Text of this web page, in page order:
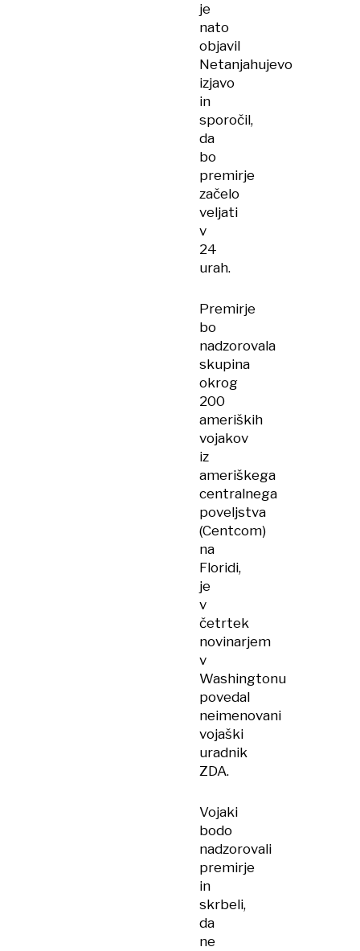
je
nato
objavil
Netanjahujevo
izjavo
in
sporočil,
da
bo
premirje
začelo
veljati
v
24
urah.
Premirje
bo
nadzorovala
skupina
okrog
200
ameriških
vojakov
iz
ameriškega
centralnega
poveljstva
(Centcom)
na
Floridi,
je
v
četrtek
novinarjem
v
Washingtonu
povedal
neimenovani
vojaški
uradnik
ZDA.
Vojaki
bodo
nadzorovali
premirje
in
skrbeli,
da
ne